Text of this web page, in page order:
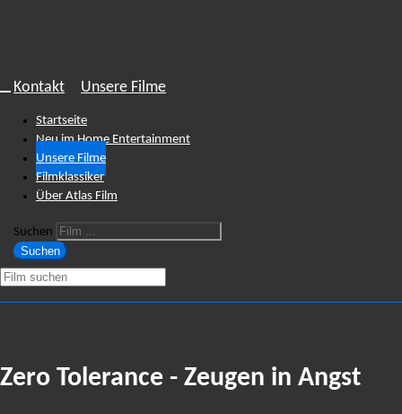
Kontakt Unsere Filme
Startseite
Neu im Home Entertainment
Unsere Filme
Filmklassiker
Über Atlas Film
Suchen
Suchen
Zero Tolerance - Zeugen in Angst